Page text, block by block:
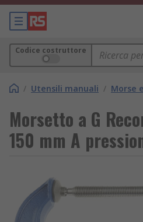
Codice costruttore
/ Utensili manuali / Morse
Morsetto a G
150 mm A